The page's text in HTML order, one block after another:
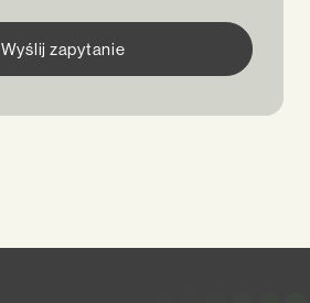
Wyślij zapytanie